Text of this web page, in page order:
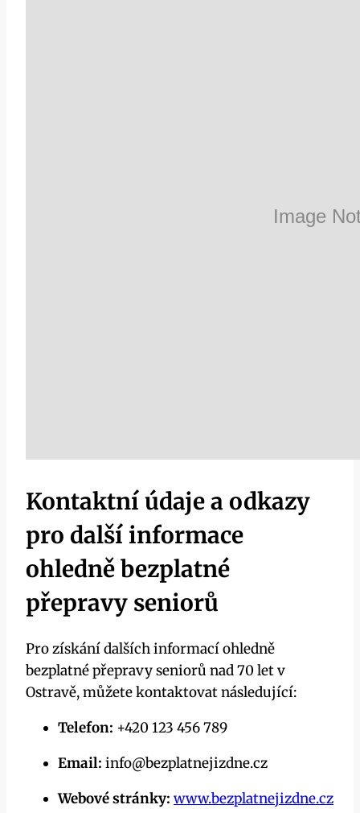
Kontaktní údaje a odkazy
pro další informace
ohledně bezplatné
přepravy seniorů
Pro získání dalších informací ohledně
bezplatné přepravy seniorů nad 70 let v
Ostravě, můžete kontaktovat následující:
Telefon: +420 123 456 789
Email: info@bezplatnejizdne.cz
Webové stránky: www.bezplatnejizdne.cz